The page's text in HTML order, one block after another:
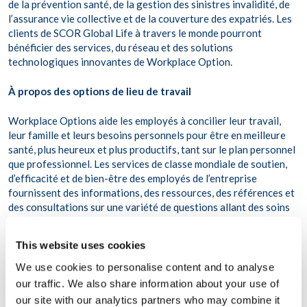
This website uses cookies
We use cookies to personalise content and to analyse
our traffic. We also share information about your use of
our site with our analytics partners who may combine it
de la prévention santé, de la gestion des sinistres invalidité, de
l’assurance vie collective et de la couverture des expatriés. Les
clients de SCOR Global Life à travers le monde pourront
bénéficier des services, du réseau et des solutions
technologiques innovantes de Workplace Option.
À propos des options de lieu de travail
Workplace Options aide les employés à concilier leur travail,
leur famille et leurs besoins personnels pour être en meilleure
santé, plus heureux et plus productifs, tant sur le plan personnel
que professionnel. Les services de classe mondiale de soutien,
d’efficacité et de bien-être des employés de l’entreprise
fournissent des informations, des ressources, des références et
des consultations sur une variété de questions allant des soins
S’appuyant sur un réseau international de fournisseurs et de
professionnels accrédités, Workplace Options est le plus grand
fournisseur mondial de services intégrés de soutien aux